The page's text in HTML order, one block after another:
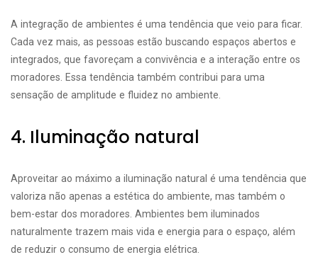
A integração de ambientes é uma tendência que veio para ficar.
Cada vez mais, as pessoas estão buscando espaços abertos e
integrados, que favoreçam a convivência e a interação entre os
moradores. Essa tendência também contribui para uma
sensação de amplitude e fluidez no ambiente.
4. Iluminação natural
Aproveitar ao máximo a iluminação natural é uma tendência que
valoriza não apenas a estética do ambiente, mas também o
bem-estar dos moradores. Ambientes bem iluminados
naturalmente trazem mais vida e energia para o espaço, além
de reduzir o consumo de energia elétrica.